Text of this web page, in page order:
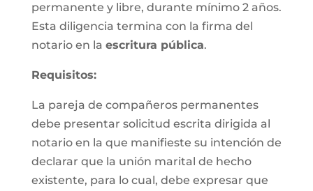
permanente y libre, durante mínimo 2 años.
Esta diligencia termina con la firma del
notario en la escritura pública.
Requisitos:
La pareja de compañeros permanentes
debe presentar solicitud escrita dirigida al
notario en la que manifieste su intención de
declarar que la unión marital de hecho
existente, para lo cual, debe expresar que